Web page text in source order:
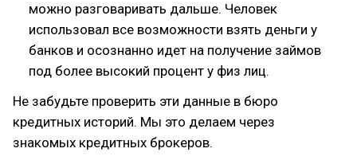
можно разговаривать дальше. Человек
использовал все возможности взять деньги у
банков и осознанно идет на получение займов
под более высокий процент у физ лиц.
Не забудьте проверить эти данные в бюро
кредитных историй. Мы это делаем через
знакомых кредитных брокеров.